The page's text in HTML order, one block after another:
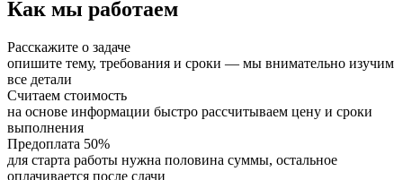
Как мы работаем
Расскажите о задаче
опишите тему, требования и сроки — мы внимательно изучим
все детали
Считаем стоимость
на основе информации быстро рассчитываем цену и сроки
выполнения
Предоплата 50%
для старта работы нужна половина суммы, остальное
оплачивается после сдачи